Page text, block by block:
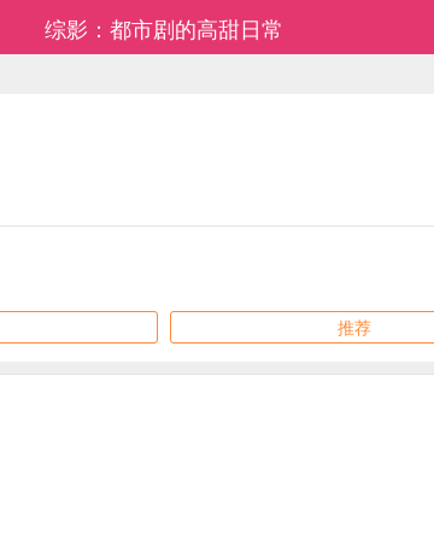
综影：都市剧的高甜日常
推荐